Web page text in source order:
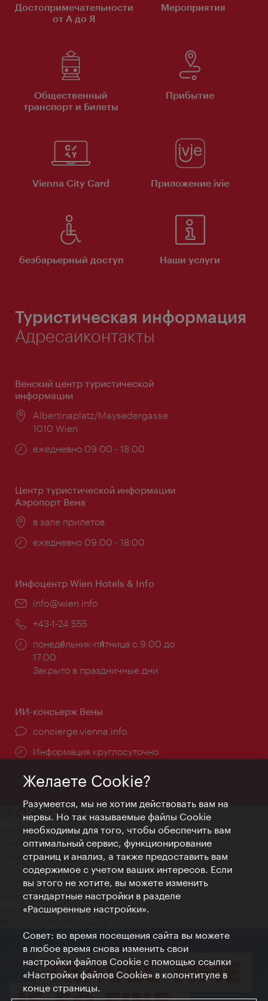
Достопримечательности
от А до Я
Мероприятия
Общественный
транспорт и Билеты
Прибытие
Vienna City Card Приложение ivie
безбарьерный доступ Наши услуги
Туристическая информация
Адресаиконтакты
Венский центр туристической
информации
Расположение:
Albertinaplatz/Maysedergasse
1010 Wien
Часы
ежедневно 09:00 - 18:00
Центр туристической информации
Аэропорт Вена
Расположение:
в зале прилетов
Часы
ежедневно 09:00 - 18:00
Инфоцентр Wien Hotels & Info
Эл.
info@wien.info
Телефон:
+43-1-24 555
Часы
работы:
понеде́льник-пя́тница с 9:00 до
17:00
Закрыто в праздничные дни
ИИ-консьерж Вены
concierge.vienna.info
Информация круглосуточно
Контакт
Credits
Положение о конфиденциальности
Terms of Use
Доступность
Контакты для прессы
Настройки файлов Cookie
Желаете Cookie?
Разумеется, мы не хотим действовать вам на
нервы. Но так называемые файлы Cookie
необходимы для того, чтобы обеспечить вам
оптимальный сервис, функционирование
страниц и анализ, а также предоставить вам
содержимое с учетом ваших интересов. Если
вы этого не хотите, вы можете изменить
стандартные настройки в разделе
«Расширенные настройки».
Совет: во время посещения сайта вы можете
в любое время снова изменить свои
настройки файлов Cookie с помощью ссылки
«Настройки файлов Cookie» в колонтитуле в
конце страницы.